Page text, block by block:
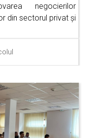
negocierilor
din sectorul privat şi